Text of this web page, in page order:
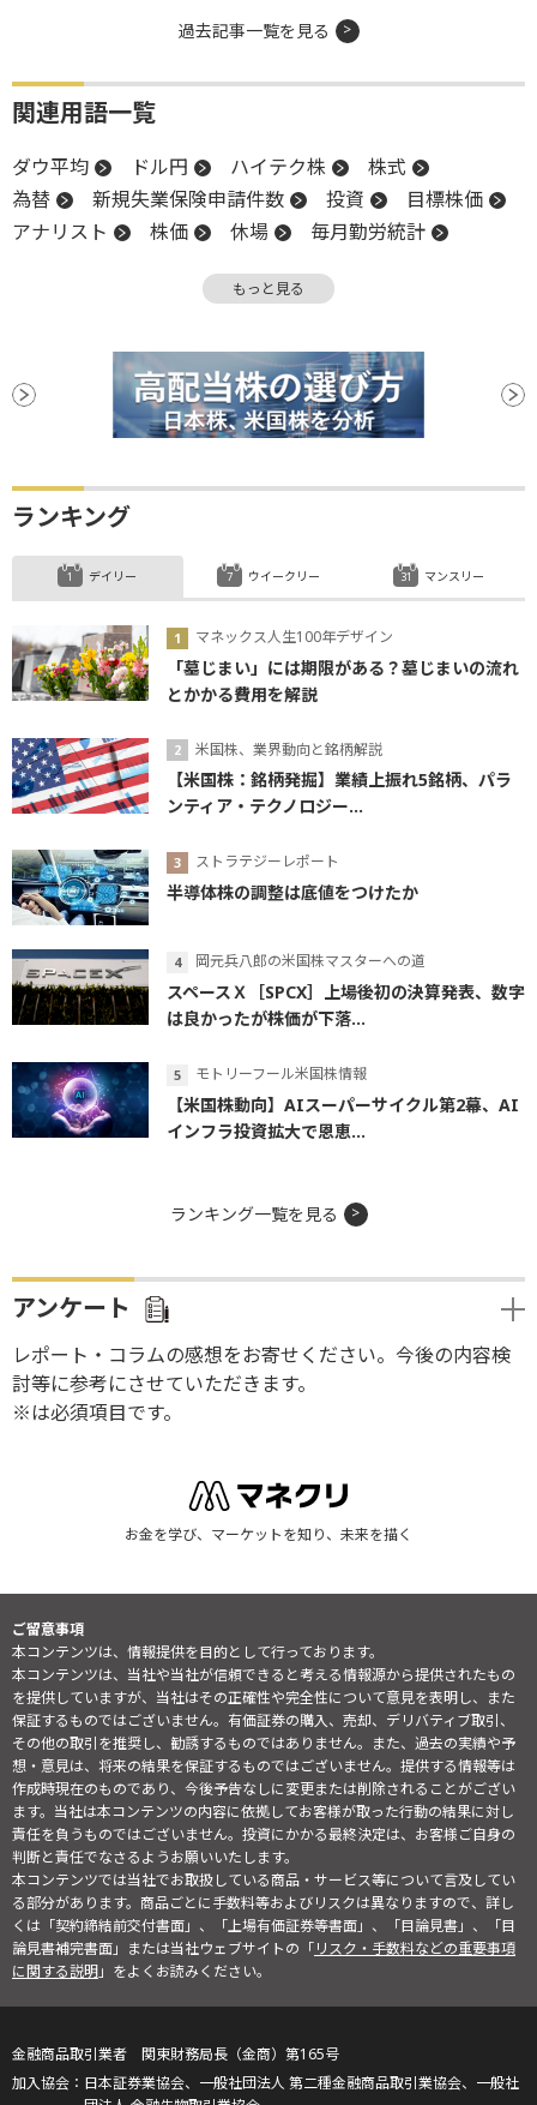
過去記事一覧を見る
関連用語一覧
ダウ平均 ドル円 ハイテク株
株式
為替
新規失業保険申請件数 投資
目標株価
アナリスト
株価 休場
毎月勤労統計
米連邦準備制度理事会
金利
米国株
CEO 日銀 利下げ
もっと見る
ランキング
デイリー
マネックス人生100年デザイン
「墓じまい」には期限がある？墓じまいの流れ
とかかる費用を解説
米国株、業界動向と銘柄解説
【米国株：銘柄発掘】業績上振れ5銘柄、パラ
ンティア・テクノロジー...
ストラテジーレポート
半導体株の調整は底値をつけたか
岡元兵八郎の米国株マスターへの道
スペースＸ［SPCX］上場後初の決算発表、数字
は良かったが株価が下落...
モトリーフール米国株情報
【米国株動向】AIスーパーサイクル第2幕、AI
インフラ投資拡大で恩恵...
ウイークリー マンスリー
ランキング一覧を見る
アンケート
レポート・コラムの感想をお寄せください。今後の内容検
討等に参考にさせていただきます。
※は必須項目です。
お金を学び、マーケットを知り、未来を描く
ご留意事項
本コンテンツは、情報提供を目的として行っております。
本コンテンツは、当社や当社が信頼できると考える情報源から提供されたもの
を提供していますが、当社はその正確性や完全性について意見を表明し、また
保証するものではございません。有価証券の購入、売却、デリバティブ取引、
その他の取引を推奨し、勧誘するものではありません。また、過去の実績や予
想・意見は、将来の結果を保証するものではございません。提供する情報等は
作成時現在のものであり、今後予告なしに変更または削除されることがござい
ます。当社は本コンテンツの内容に依拠してお客様が取った行動の結果に対し
責任を負うものではございません。投資にかかる最終決定は、お客様ご自身の
判断と責任でなさるようお願いいたします。
本コンテンツでは当社でお取扱している商品・サービス等について言及してい
る部分があります。商品ごとに手数料等およびリスクは異なりますので、詳し
くは「契約締結前交付書面」、「上場有価証券等書面」、「目論見書」、「目
論見書補完書面」または当社ウェブサイトの「リスク・手数料などの重要事項
に関する説明」をよくお読みください。
金融商品取引業者 関東財務局長（金商）第165号
日本証券業協会、一般社団法人 第二種金融商品取引業協会、一般社